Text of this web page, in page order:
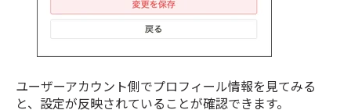
ユーザーアカウント側でプロフィール情報を見てみる
と、設定が反映されていることが確認できます。